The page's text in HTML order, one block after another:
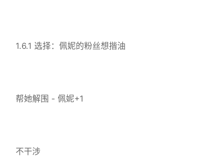
1.6.1 选择：佩妮的粉丝想揩油
帮她解围 - 佩妮+1
不干涉